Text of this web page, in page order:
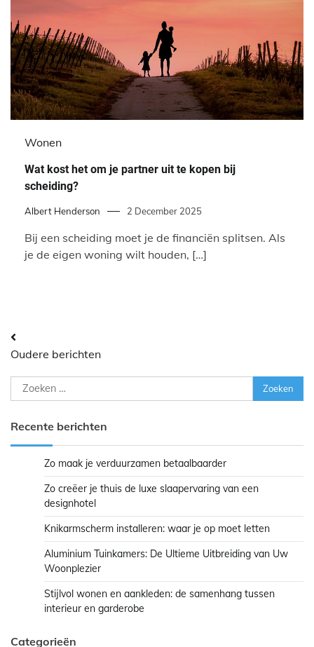
Wonen
Wat kost het om je partner uit te kopen bij
scheiding?
Albert Henderson 2 December 2025
Bij een scheiding moet je de financiën splitsen. Als
je de eigen woning wilt houden, […]
Berichtennavigatie
Oudere berichten
Zoeken
naar:
Recente berichten
Zo maak je verduurzamen betaalbaarder
Zo creëer je thuis de luxe slaapervaring van een
designhotel
Knikarmscherm installeren: waar je op moet letten
Aluminium Tuinkamers: De Ultieme Uitbreiding van Uw
Woonplezier
Stijlvol wonen en aankleden: de samenhang tussen
interieur en garderobe
Categorieën